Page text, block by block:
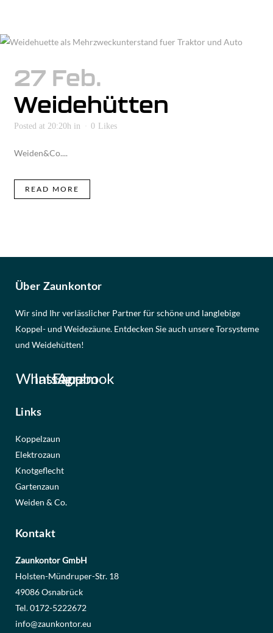
27 Feb.
Weidehütten
Posted at 20:20h in 0 Likes
Weiden&Co....
READ MORE
Über Zaunkontor
Wir sind Ihr verlässlicher Partner für schöne und langlebige
Koppel- und Weidezäune. Entdecken Sie auch unsere Torsysteme
und Weidehütten!
WhatsApp
Instagram
Facebook
Links
Koppelzaun
Elektrozaun
Knotgeflecht
Gartenzaun
Weiden & Co.
Kontakt
Zaunkontor GmbH
Holsten-Mündruper-Str. 18
49086 Osnabrück
Tel. 0172-5222672
info@zaunkontor.eu